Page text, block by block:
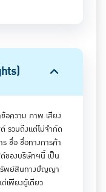
ษัทฯนำเทคโนโลยี
เป็นชิ้น
ะบบของท่าน โดย
ละจะสิ้นผลลงภาย
นเว็บไซต์ของบริษัทฯ
ง ทั้งนี้ ท่านสามารถ
บริษัทฯได้จาก
อความ ภาพ เสียง
รวมถึงแต่ไม่จำกัด
ร ชื่อ ชื่อทางการค้า
ของบริษัทฯนี้ เป็น
รัพย์สินทางปัญญา
เพียงผู้เดียว